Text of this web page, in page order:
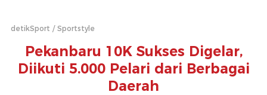
detikSport Sportstyle
Pekanbaru 10K Sukses Digelar,
Diikuti 5.000 Pelari dari Berbagai
Daerah